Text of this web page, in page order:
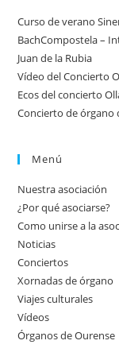
Curso de verano
BachCompostela –
Juan de la Rubia
Vídeo del Concierto
Ecos del concierto
Concierto de órgano
Menú
Nuestra asociación
¿Por qué asociarse?
Como unirse a la
Noticias
Conciertos
Xornadas de órgano
Viajes culturales
Vídeos
Órganos de Ourense